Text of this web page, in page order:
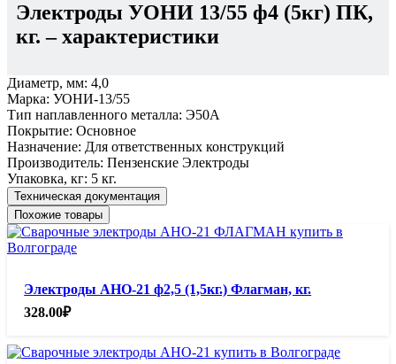
Электроды УОНИ 13/55 ф4 (5кг) ПК,
кг. – характеристики
Диаметр, мм: 4,0
Марка: УОНИ-13/55
Тип наплавленного металла: Э50А
Покрытие: Основное
Назначение: Для ответственных конструкций
Производитель: Пензенские Электроды
Упаковка, кг: 5 кг.
Техническая документация
Похожие товары
Электроды АНО-21 ф2,5 (1,5кг.) Флагман, кг.
328.00₽